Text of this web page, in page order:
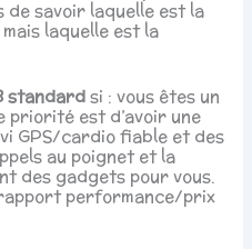
de savoir laquelle est la
laquelle est la
standardsi : vous êtes un
est d’avoir une
GPS/cardio fiable et des
au poignet et la
des gadgets pour vous.
performance/prix